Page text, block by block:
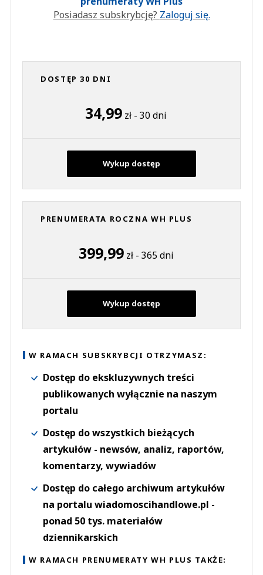
Posiadasz subskrybcję? Zaloguj się.
DOSTĘP 30 DNI
34,99 zł - 30 dni
Wykup dostęp
PRENUMERATA ROCZNA WH PLUS
399,99zł - 365 dni
Wykup dostęp
W RAMACH SUBSKRYBCJI OTRZYMASZ:
Dostęp do ekskluzywnych treści
publikowanych wyłącznie na naszym
portalu
Dostęp do wszystkich bieżących
artykułów - newsów, analiz, raportów,
komentarzy, wywiadów
Dostęp do całego archiwum artykułów
na portalu wiadomoscihandlowe.pl -
ponad 50 tys. materiałów
dziennikarskich
W RAMACH PRENUMERATY WH PLUS TAKŻE: